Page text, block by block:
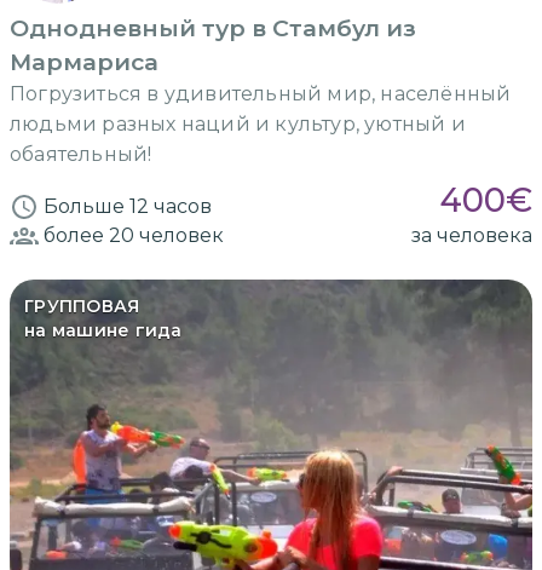
Однодневный тур в Стамбул из
Мармариса
Погрузиться в удивительный мир, населённый
людьми разных наций и культур, уютный и
обаятельный!
Больше 12 часов 400€
более 20 человек за человека
ГРУППОВАЯ
на машине гида